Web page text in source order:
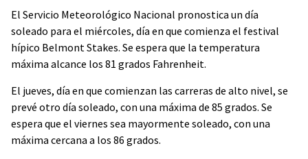
El Servicio Meteorológico Nacional pronostica un día
soleado para el miércoles, día en que comienza el festival
hípico Belmont Stakes. Se espera que la temperatura
máxima alcance los 81 grados Fahrenheit.
El jueves, día en que comienzan las carreras de alto nivel, se
prevé otro día soleado, con una máxima de 85 grados. Se
espera que el viernes sea mayormente soleado, con una
máxima cercana a los 86 grados.